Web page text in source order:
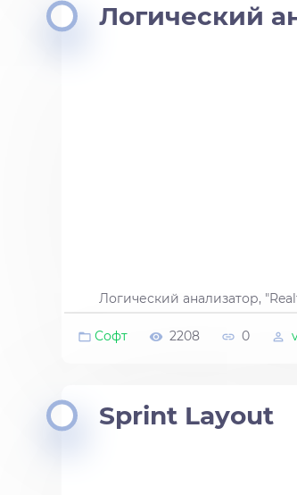
Логический
Логический анализатор,
Софт 2208 0
Sprint Layout